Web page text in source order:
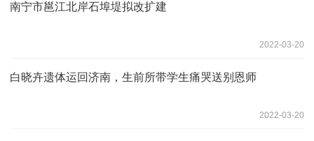
南宁市邕江北岸石埠堤拟改扩建
2022-03-20
白晓卉遗体运回济南，生前所带学生痛哭送别恩师
2022-03-20